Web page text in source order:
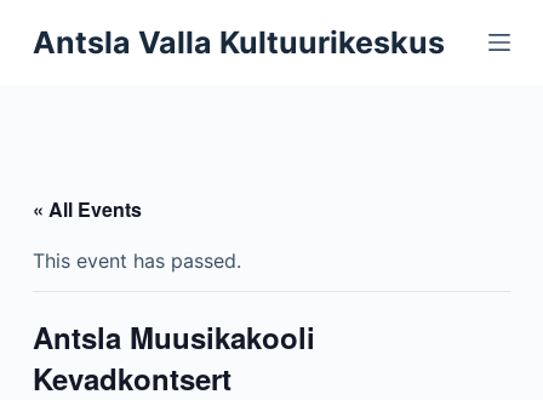
k
c
o
e
n
Antsla Valla Kultuurikeskus
« All Events
This event has passed.
Antsla Muusikakooli
Kevadkontsert